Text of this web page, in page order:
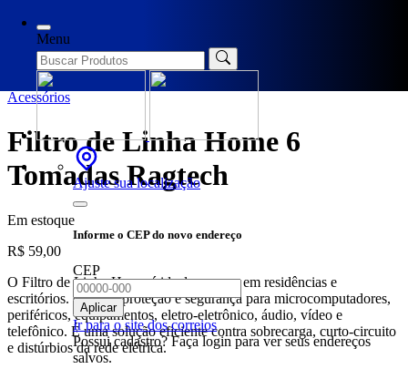
Menu
Ajuste sua localização
Informe o CEP do novo endereço
CEP
Aplicar
Ir para o site dos correios
Possui cadastro? Faça login para ver seus endereços
salvos.
Acessórios
Filtro de Linha Home 6
Tomadas Ragtech
Em estoque
R$ 59,00
O Filtro de Linha Home é ideal para uso em residências e
escritórios. Oferece proteção e segurança para microcomputadores,
periféricos, equipamentos, eletro-eletrônico, áudio, vídeo e
telefônico. É uma solução eficiente contra sobrecarga, curto-circuito
e distúrbios da rede elétrica.